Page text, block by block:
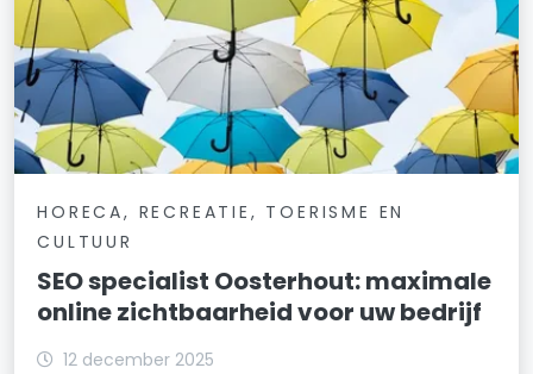
HORECA, RECREATIE, TOERISME EN
CULTUUR
SEO specialist Oosterhout: maximale
online zichtbaarheid voor uw bedrijf
12 december 2025